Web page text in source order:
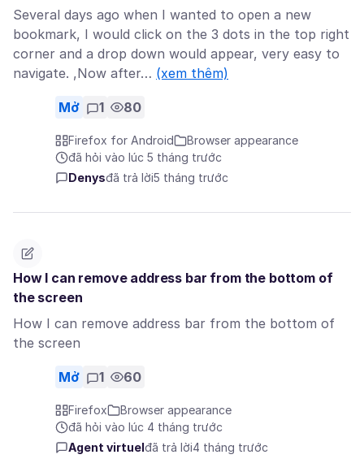
Several days ago when I wanted to open a new
bookmark, I would click on the 3 dots in the top right
corner and a drop down would appear, very easy to
navigate. ,Now after… (xem thêm)
Mở 1 80
Firefox for Android
Browser appearance
đã hỏi vào lúc 5 tháng trước
Denysđã trả lời5 tháng trước
How I can remove address bar from the bottom of
the screen
How I can remove address bar from the bottom of
the screen
Mở 1 60
Firefox
Browser appearance
đã hỏi vào lúc 4 tháng trước
Agent virtuel đã trả lời4 tháng trước